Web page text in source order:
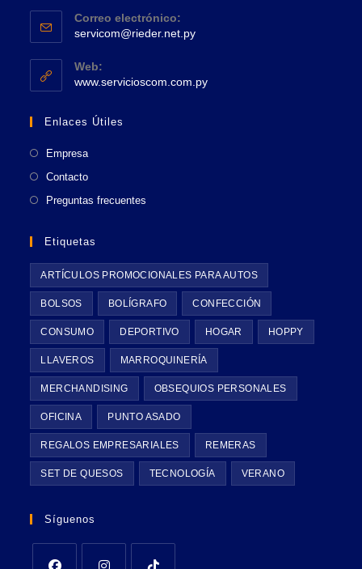
tu
aplicación
abre
en
tu
aplicación
Correo electrónico:
servicom@rieder.net.pySe
aplicación
Web:
www.servicioscom.com.pySe
Enlaces Útiles
Empresa
Contacto
Preguntas frecuentes
Etiquetas
ARTÍCULOS PROMOCIONALES PARA AUTOS
BOLSOS BOLÍGRAFO CONFECCIÓN
CONSUMO DEPORTIVO HOGAR HOPPY
LLAVEROS MARROQUINERÍA
MERCHANDISING OBSEQUIOS PERSONALES
OFICINA PUNTO ASADO
REGALOS EMPRESARIALES REMERAS
SET DE QUESOS TECNOLOGÍA VERANO
Síguenos